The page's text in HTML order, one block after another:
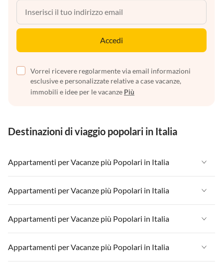
Accedi
Vorrei ricevere regolarmente via email informazioni
esclusive e personalizzate relative a case vacanze,
immobili e idee per le vacanze Più
Destinazioni di viaggio popolari in Italia
Appartamenti per Vacanze più Popolari in Italia
Appartamenti per Vacanze in Italia
Appartamenti per Vacanze in Liguria
Appartamenti per Vacanze in Lombardia
Appartamenti per Vacanze in Lago di Garda
Appartamenti per Vacanze più Popolari in Italia
Appartamenti per Vacanze in Italia
Appartamenti per Vacanze in Liguria
Appartamenti per Vacanze in Lombardia
Appartamenti per Vacanze più Popolari in Italia
Appartamenti per Vacanze in Italia
Appartamenti per Vacanze in Liguria
Appartamenti per Vacanze più Popolari in Italia